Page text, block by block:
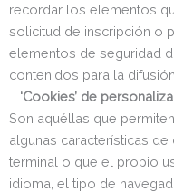
recordar los elementos
solicitud de inscripción o
elementos de seguridad
contenidos para la
‘Cookies’ de
Son aquéllas que
algunas características
terminal o que el propio
idioma, el tipo de